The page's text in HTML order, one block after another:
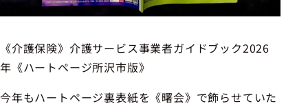
《介護保険》介護サービス事業者ガイドブック2026
年《ハートページ所沢市版》
今年もハートページ裏表紙を《曙会》で飾らせていた